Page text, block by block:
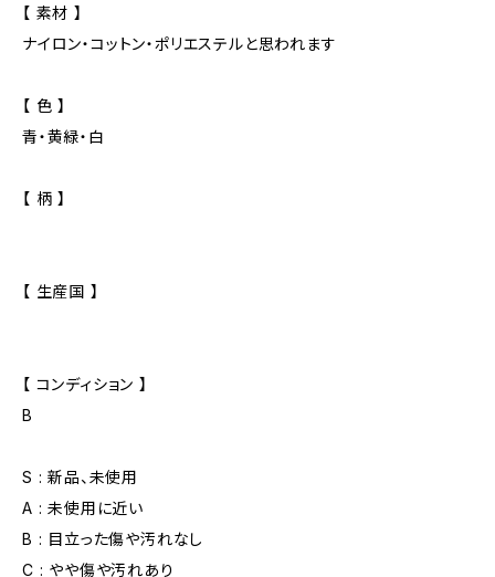
【 素材 】
ナイロン・コットン・ポリエステルと思われます
【 色 】
青・黄緑・白
【 柄 】
【 生産国 】
【 コンディション 】
B
S : 新品、未使用
A : 未使用に近い
B : 目立った傷や汚れなし
C : やや傷や汚れあり